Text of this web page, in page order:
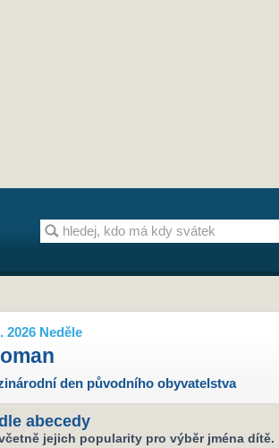
2026 Neděle
den původního obyvatelstva
abecedy
jejich popularity pro výběr jména dítě.